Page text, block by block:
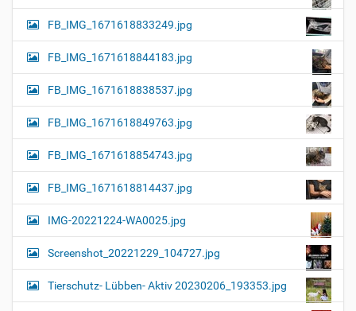
FB_IMG_1671618833249.jpg
FB_IMG_1671618844183.jpg
FB_IMG_1671618838537.jpg
FB_IMG_1671618849763.jpg
FB_IMG_1671618854743.jpg
FB_IMG_1671618814437.jpg
IMG-20221224-WA0025.jpg
Screenshot_20221229_104727.jpg
Tierschutz- Lübben- Aktiv 20230206_193353.jpg